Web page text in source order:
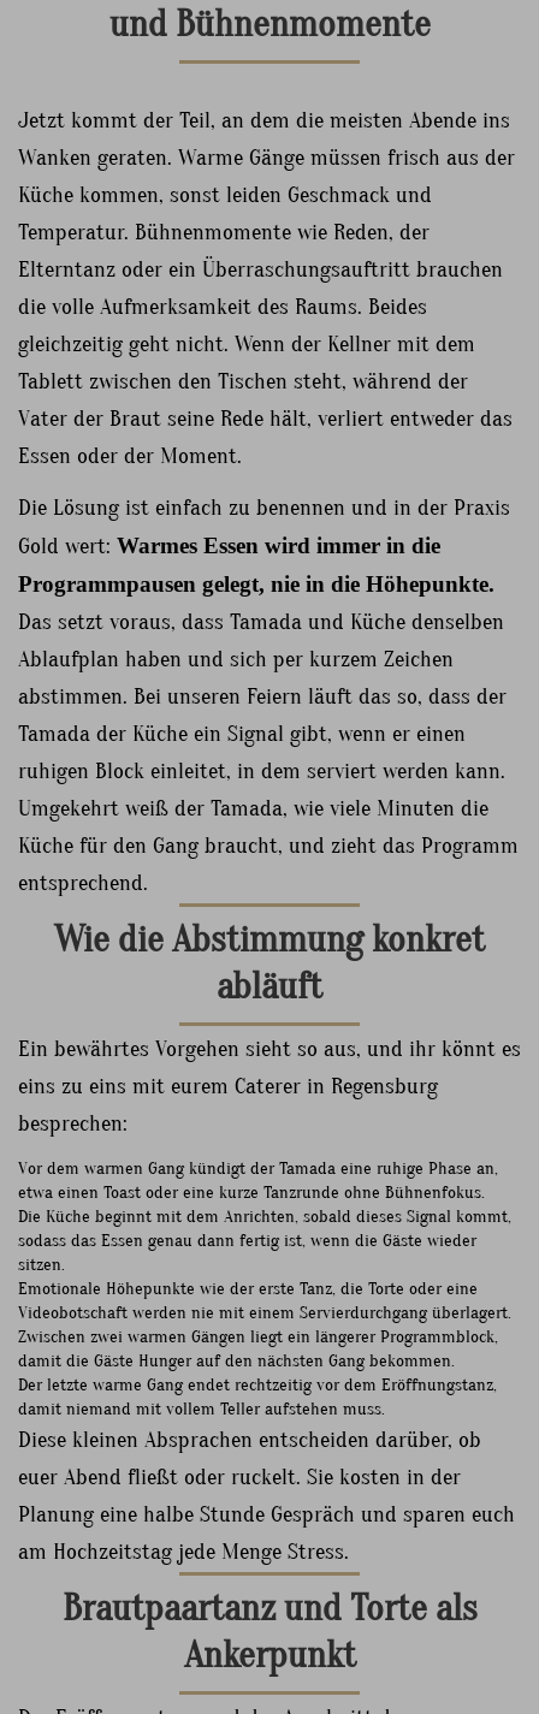
und Bühnenmomente
Jetzt kommt der Teil, an dem die meisten Abende ins
Wanken geraten. Warme Gänge müssen frisch aus der
Küche kommen, sonst leiden Geschmack und
Temperatur. Bühnenmomente wie Reden, der
Elterntanz oder ein Überraschungsauftritt brauchen
die volle Aufmerksamkeit des Raums. Beides
gleichzeitig geht nicht. Wenn der Kellner mit dem
Tablett zwischen den Tischen steht, während der
Vater der Braut seine Rede hält, verliert entweder das
Essen oder der Moment.
Die Lösung ist einfach zu benennen und in der Praxis
Gold wert: Warmes Essen wird immer in die
Programmpausen gelegt, nie in die Höhepunkte.
Das setzt voraus, dass Tamada und Küche denselben
Ablaufplan haben und sich per kurzem Zeichen
abstimmen. Bei unseren Feiern läuft das so, dass der
Tamada der Küche ein Signal gibt, wenn er einen
ruhigen Block einleitet, in dem serviert werden kann.
Umgekehrt weiß der Tamada, wie viele Minuten die
Küche für den Gang braucht, und zieht das Programm
entsprechend.
Wie die Abstimmung konkret
abläuft
Ein bewährtes Vorgehen sieht so aus, und ihr könnt es
eins zu eins mit eurem Caterer in Regensburg
besprechen:
Vor dem warmen Gang kündigt der Tamada eine ruhige Phase an,
etwa einen Toast oder eine kurze Tanzrunde ohne Bühnenfokus.
Die Küche beginnt mit dem Anrichten, sobald dieses Signal kommt,
sodass das Essen genau dann fertig ist, wenn die Gäste wieder
sitzen.
Emotionale Höhepunkte wie der erste Tanz, die Torte oder eine
Videobotschaft werden nie mit einem Servierdurchgang überlagert.
Zwischen zwei warmen Gängen liegt ein längerer Programmblock,
damit die Gäste Hunger auf den nächsten Gang bekommen.
Der letzte warme Gang endet rechtzeitig vor dem Eröffnungstanz,
damit niemand mit vollem Teller aufstehen muss.
Diese kleinen Absprachen entscheiden darüber, ob
euer Abend fließt oder ruckelt. Sie kosten in der
Planung eine halbe Stunde Gespräch und sparen euch
am Hochzeitstag jede Menge Stress.
Brautpaartanz und Torte als
Ankerpunkt